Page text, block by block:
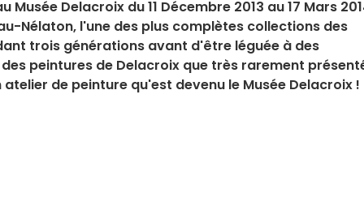
Delacroix du 11 Décembre 2013 au 17 Mars
Nélaton, l'une des plus complètes collections des
trois générations avant d'être léguée à des
peintures de Delacroix que très rarement
de peinture qu'est devenu le Musée Delacroix !